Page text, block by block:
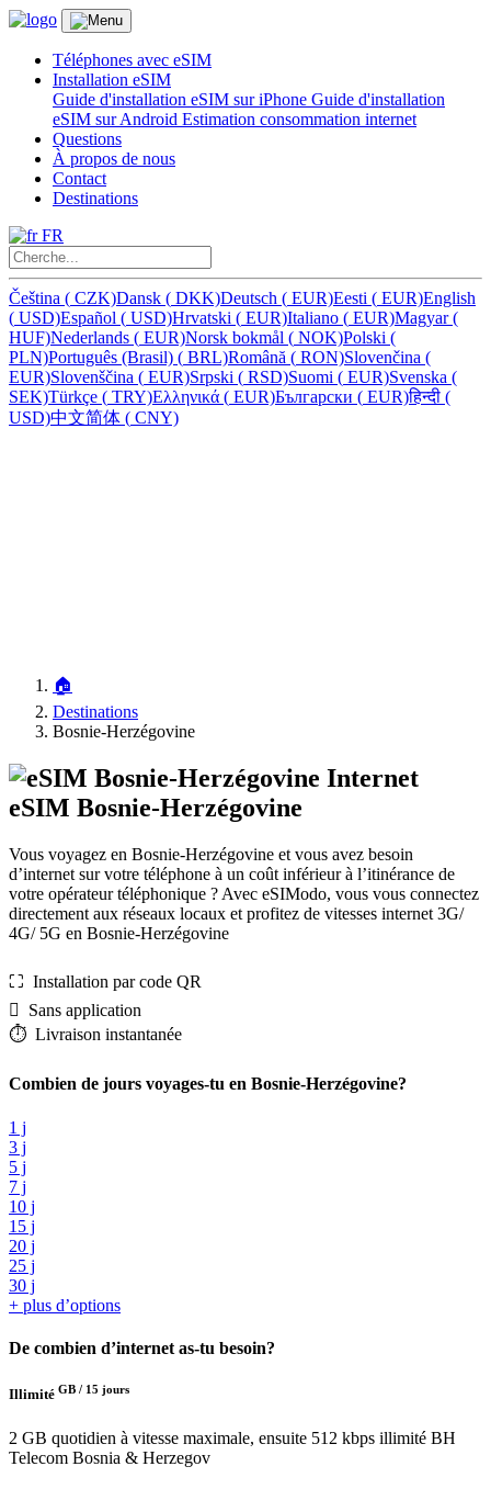
Téléphones avec eSIM
Installation eSIM
Guide d'installation eSIM sur iPhone Guide d'installation
eSIM sur Android Estimation consommation internet
Questions
À propos de nous
Contact
Destinations
FR
Čeština ( CZK)Dansk ( DKK)Deutsch ( EUR)Eesti ( EUR)English
( USD)Español ( USD)Hrvatski ( EUR)Italiano ( EUR)Magyar(
HUF)Nederlands ( EUR)Norsk bokmål ( NOK)Polski (
PLN)Português (Brasil) ( BRL)Română ( RON)Slovenčina (
EUR)Slovenščina ( EUR)Srpski ( RSD)Suomi ( EUR)Svenska (
SEK)Türkçe ( TRY)Ελληνικά ( EUR)Български ( EUR)हिन्दी (
USD)中文简体 ( CNY)
🏠
Destinations
Bosnie-Herzégovine
Internet
eSIM Bosnie-Herzégovine
Vous voyagez en Bosnie-Herzégovine et vous avez besoin
d’internet sur votre téléphone à un coût inférieur à l’itinérance de
votre opérateur téléphonique ? Avec eSIModo, vous vous connectez
directement aux réseaux locaux et profitez de vitesses internet 3G/
4G/ 5G en Bosnie-Herzégovine
⛶️️ Installation par code QR
️ Sans application
⏱️️ Livraison instantanée
Combien de jours voyages-tu en Bosnie-Herzégovine?
1 j
3 j
5 j
7 j
10 j
15 j
20 j
25 j
30 j
+ plus d’options
De combien d’internet as-tu besoin?
Illimité GB / 15 jours
2 GB quotidien à vitesse maximale, ensuite 512 kbps illimité BH
Telecom Bosnia & Herzegov